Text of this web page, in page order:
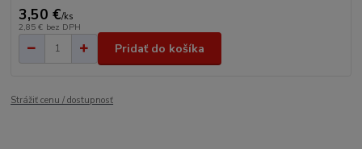
3,50 €/ks
2,85 € bez DPH
Pridať do košíka
Strážiť cenu / dostupnosť